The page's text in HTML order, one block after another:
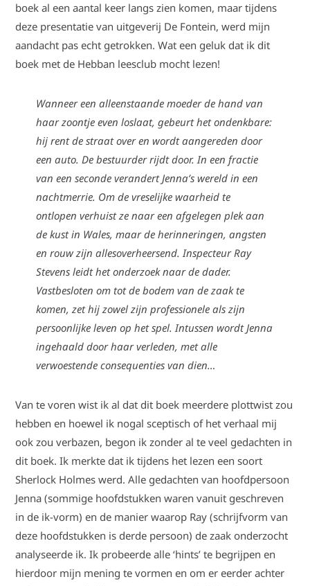
boek al een aantal keer langs zien komen, maar tijdens
deze presentatie van uitgeverij De Fontein, werd mijn
aandacht pas echt getrokken. Wat een geluk dat ik dit
boek met de Hebban leesclub mocht lezen!
Wanneer een alleenstaande moeder de hand van
haar zoontje even loslaat, gebeurt het ondenkbare:
hij rent de straat over en wordt aangereden door
een auto. De bestuurder rijdt door. In een fractie
van een seconde verandert Jenna’s wereld in een
nachtmerrie. Om de vreselijke waarheid te
ontlopen verhuist ze naar een afgelegen plek aan
de kust in Wales, maar de herinneringen, angsten
en rouw zijn allesoverheersend. Inspecteur Ray
Stevens leidt het onderzoek naar de dader.
Vastbesloten om tot de bodem van de zaak te
komen, zet hij zowel zijn professionele als zijn
persoonlijke leven op het spel. Intussen wordt Jenna
ingehaald door haar verleden, met alle
verwoestende consequenties van dien…
Van te voren wist ik al dat dit boek meerdere plottwist zou
hebben en hoewel ik nogal sceptisch of het verhaal mij
ook zou verbazen, begon ik zonder al te veel gedachten in
dit boek. Ik merkte dat ik tijdens het lezen een soort
Sherlock Holmes werd. Alle gedachten van hoofdpersoon
Jenna (sommige hoofdstukken waren vanuit geschreven
in de ik-vorm) en de manier waarop Ray (schrijfvorm van
deze hoofdstukken is derde persoon) de zaak onderzocht
analyseerde ik. Ik probeerde alle ‘hints’ te begrijpen en
hierdoor mijn mening te vormen en om er eerder achter